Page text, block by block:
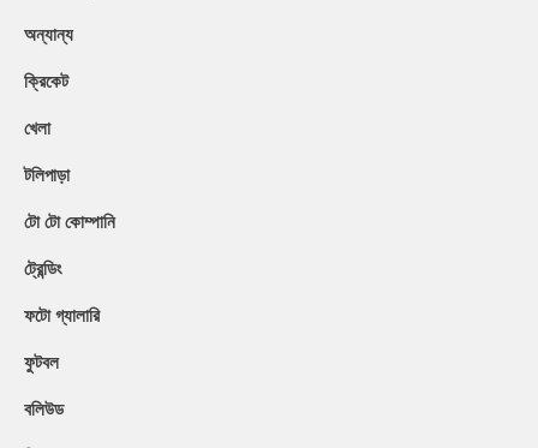
অন্যান্য
ক্রিকেট
খেলা
টলিপাড়া
টো টো কোম্পানি
ট্রেন্ডিং
ফটো গ্যালারি
ফুটবল
বলিউড